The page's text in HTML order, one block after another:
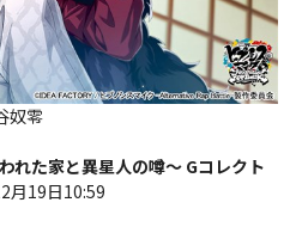
奴零
た家と異星人の噂～ Gコレクト
月19日10:59